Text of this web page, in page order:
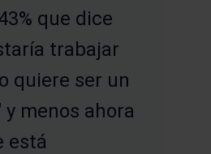
que dice
trabajar
quiere ser un
menos ahora
está